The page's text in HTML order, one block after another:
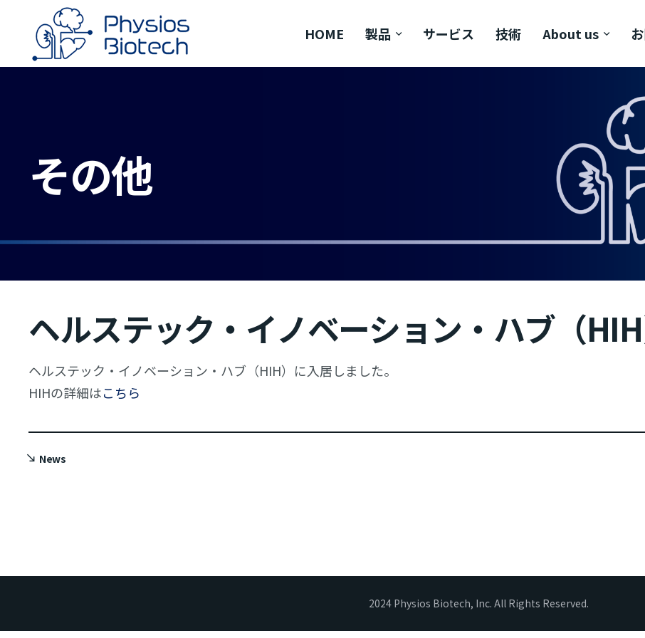
HOME 製品 サービス 技術 About us
その他
ヘルステック・イノベーション・ハブ（
ヘルステック・イノベーション・ハブ（HIH）に入居しました。
HIHの詳細はこちら
News
2024 Physios Biotech, Inc. All Rights Reserved.